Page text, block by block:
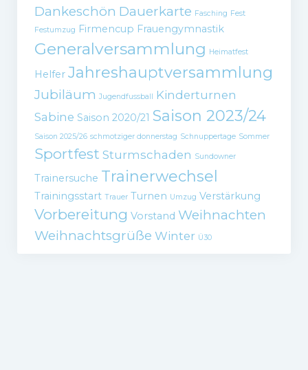
Dankeschön Dauerkarte Fasching Fest
Festumzug
Firmencup Frauengymnastik
Generalversammlung Heimatfest
Helfer Jahreshauptversammlung
Jubiläum Jugendfussball
Kinderturnen
Sabine Saison 2020/21 Saison 2023/24
Saison 2025/26 schmotziger donnerstag Schnuppertage Sommer
Sportfest Sturmschaden Sundowner
Trainersuche Trainerwechsel
Trainingsstart Trauer Turnen Umzug Verstärkung
Vorbereitung Vorstand Weihnachten
Weihnachtsgrüße Winter Ü30